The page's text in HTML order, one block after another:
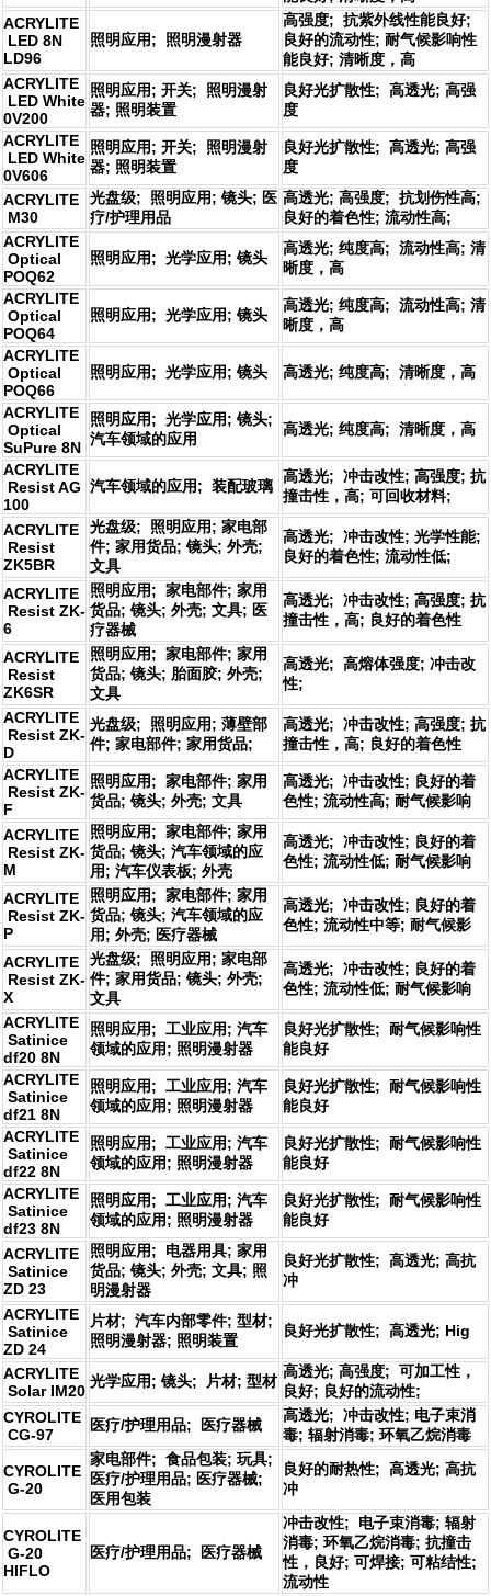
ACRYLITE
LED 8N
LD96
照明应用; 照明漫射器
高强度; 抗紫外线性能良好;
良好的流动性; 耐气候影响性
能良好; 清晰度，高
ACRYLITE
LED White
0V200
照明应用; 开关; 照明漫射
器; 照明装置
良好光扩散性; 高透光; 高强
度
ACRYLITE
LED White
0V606
照明应用; 开关; 照明漫射
器; 照明装置
良好光扩散性; 高透光; 高强
度
ACRYLITE
M30
光盘级; 照明应用; 镜头; 医
疗/护理用品
高透光; 高强度; 抗划伤性高;
良好的着色性; 流动性高;
ACRYLITE
Optical
POQ62
照明应用; 光学应用; 镜头
高透光; 纯度高; 流动性高; 清
晰度，高
ACRYLITE
Optical
POQ64
照明应用; 光学应用; 镜头
高透光; 纯度高; 流动性高; 清
晰度，高
ACRYLITE
Optical
POQ66
照明应用; 光学应用; 镜头 高透光; 纯度高; 清晰度，高
ACRYLITE
Optical
SuPure 8N
照明应用; 光学应用; 镜头;
汽车领域的应用
高透光; 纯度高; 清晰度，高
ACRYLITE
Resist AG
100
汽车领域的应用; 装配玻璃
高透光; 冲击改性; 高强度; 抗
撞击性，高; 可回收材料;
ACRYLITE
Resist
ZK5BR
光盘级; 照明应用; 家电部
件; 家用货品; 镜头; 外壳;
文具
高透光; 冲击改性; 光学性能;
良好的着色性; 流动性低;
ACRYLITE
Resist ZK-
6
照明应用; 家电部件; 家用
货品; 镜头; 外壳; 文具; 医
疗器械
高透光; 冲击改性; 高强度; 抗
撞击性，高; 良好的着色性
ACRYLITE
Resist
ZK6SR
照明应用; 家电部件; 家用
货品; 镜头; 胎面胶; 外壳;
文具
高透光; 高熔体强度; 冲击改
性;
ACRYLITE
Resist ZK-
D
光盘级; 照明应用; 薄壁部
件; 家电部件; 家用货品;
高透光; 冲击改性; 高强度; 抗
撞击性，高; 良好的着色性
ACRYLITE
Resist ZK-
F
照明应用; 家电部件; 家用
货品; 镜头; 外壳; 文具
高透光; 冲击改性; 良好的着
色性; 流动性高; 耐气候影响
ACRYLITE
Resist ZK-
M
照明应用; 家电部件; 家用
货品; 镜头; 汽车领域的应
用; 汽车仪表板; 外壳
高透光; 冲击改性; 良好的着
色性; 流动性低; 耐气候影响
ACRYLITE
Resist ZK-
P
照明应用; 家电部件; 家用
货品; 镜头; 汽车领域的应
用; 外壳; 医疗器械
高透光; 冲击改性; 良好的着
色性; 流动性中等; 耐气候影
ACRYLITE
Resist ZK-
X
光盘级; 照明应用; 家电部
件; 家用货品; 镜头; 外壳;
文具
高透光; 冲击改性; 良好的着
色性; 流动性低; 耐气候影响
ACRYLITE
Satinice
df20 8N
照明应用; 工业应用; 汽车
领域的应用; 照明漫射器
良好光扩散性; 耐气候影响性
能良好
ACRYLITE
Satinice
df21 8N
照明应用; 工业应用; 汽车
领域的应用; 照明漫射器
良好光扩散性; 耐气候影响性
能良好
ACRYLITE
Satinice
df22 8N
照明应用; 工业应用; 汽车
领域的应用; 照明漫射器
良好光扩散性; 耐气候影响性
能良好
ACRYLITE
Satinice
df23 8N
照明应用; 工业应用; 汽车
领域的应用; 照明漫射器
良好光扩散性; 耐气候影响性
能良好
ACRYLITE
Satinice
ZD 23
照明应用; 电器用具; 家用
货品; 镜头; 外壳; 文具; 照
明漫射器
良好光扩散性; 高透光; 高抗
冲
ACRYLITE
Satinice
ZD 24
片材; 汽车内部零件; 型材;
照明漫射器; 照明装置
良好光扩散性; 高透光; Hig
ACRYLITE
Solar IM20
光学应用; 镜头; 片材; 型材
高透光; 高强度; 可加工性，
良好; 良好的流动性;
CYROLITE
CG-97
医疗/护理用品; 医疗器械
高透光; 冲击改性; 电子束消
毒; 辐射消毒; 环氧乙烷消毒
CYROLITE
G-20
家电部件; 食品包装; 玩具;
医疗/护理用品; 医疗器械;
医用包装
良好的耐热性; 高透光; 高抗
冲
CYROLITE
G-20
HIFLO
医疗/护理用品; 医疗器械
冲击改性; 电子束消毒; 辐射
消毒; 环氧乙烷消毒; 抗撞击
性，良好; 可焊接; 可粘结性;
流动性